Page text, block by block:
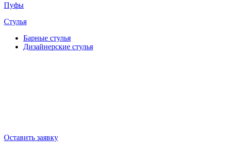
Пуфы
Стулья
Барные cтулья
Дизайнерские cтулья
Оставить заявку